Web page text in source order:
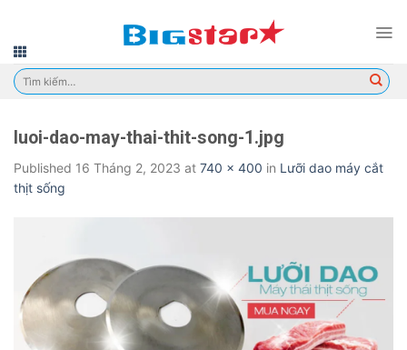
content
Tìm
kiếm:
luoi-dao-may-thai-thit-song-1.jpg
Published 16 Tháng 2, 2023 at 740 × 400 in Lưỡi dao máy cắt
thịt sống